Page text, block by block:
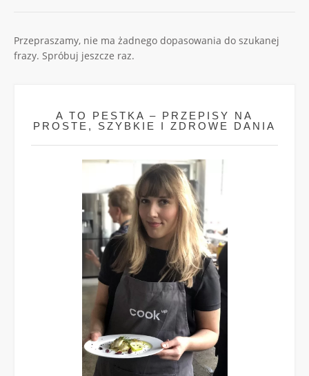
Przepraszamy, nie ma żadnego dopasowania do szukanej
frazy. Spróbuj jeszcze raz.
A TO PESTKA – PRZEPISY NA
PROSTE, SZYBKIE I ZDROWE DANIA